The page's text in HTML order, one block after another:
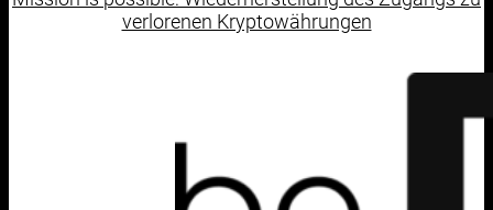
verlorenen Kryptowährungen